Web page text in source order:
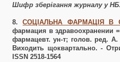
Шифр зберігання журналу у
8.СОЦІАЛЬНА ФАРМАЦІЯ В
фармация в здравоохранении
фармацевт. ун-т; голов. ред.
Виходить щоквартально. -
ISSN 2518-1564